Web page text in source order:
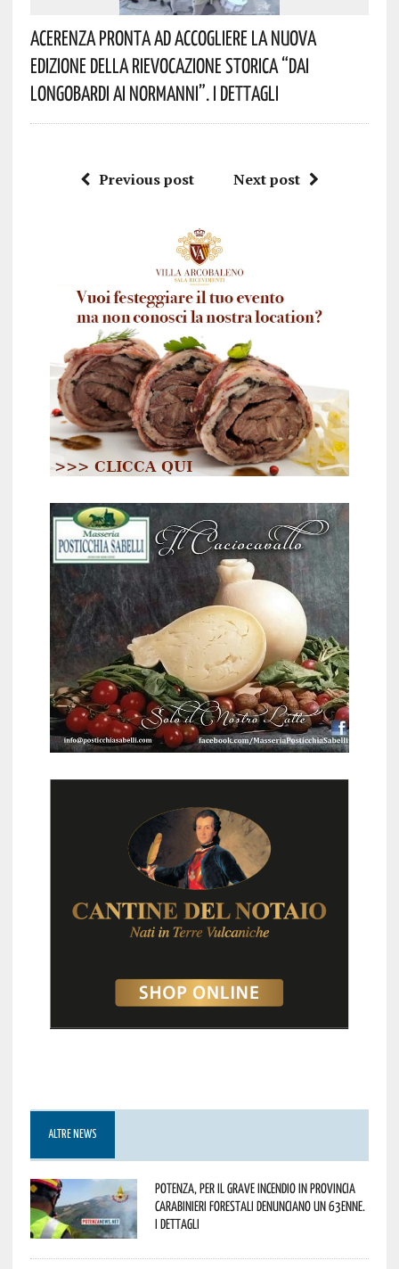
Acerenza Pronta Ad Accogliere La Nuova
Edizione Della Rievocazione Storica “Dai
Longobardi Ai Normanni”. I Dettagli
Previous post Next post
ALTRE NEWS
Potenza, per il grave incendio in Provincia
Carabinieri forestali denunciano un 63enne.
I dettagli